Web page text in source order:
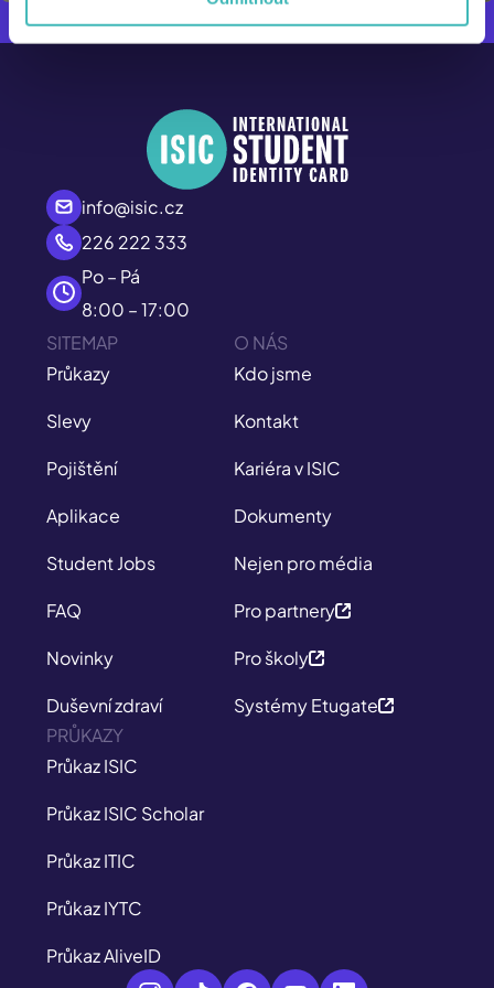
info@isic.cz
226 222 333
Po – Pá
8:00 – 17:00
SITEMAP
Průkazy
Slevy
Pojištění
Aplikace
Student Jobs
FAQ
Novinky
Duševní zdraví
O NÁS
Kdo jsme
Kontakt
Kariéra v ISIC
Dokumenty
Nejen pro média
Pro partnery
Pro školy
Systémy Etugate
PRŮKAZY
Průkaz ISIC
Průkaz ISIC Scholar
Průkaz ITIC
Průkaz IYTC
Průkaz AliveID